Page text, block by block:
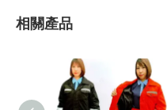
相關產品